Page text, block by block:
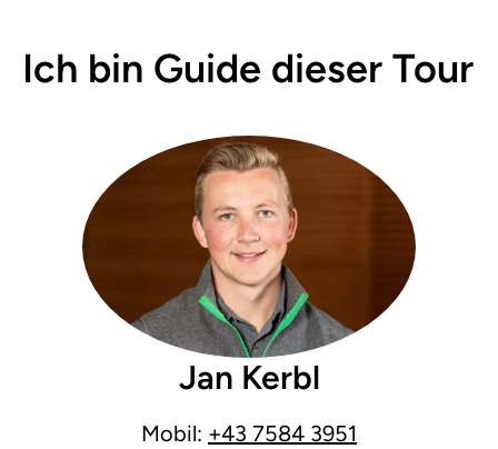
Ich bin Guide dieser Tour
Jan Kerbl
Mobil: +43 7584 3951